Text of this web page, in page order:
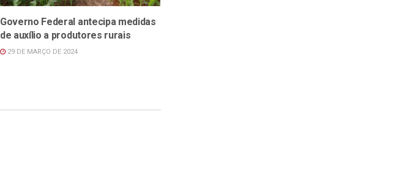
Governo Federal antecipa medidas
de auxílio a produtores rurais
29 DE MARÇO DE 2024